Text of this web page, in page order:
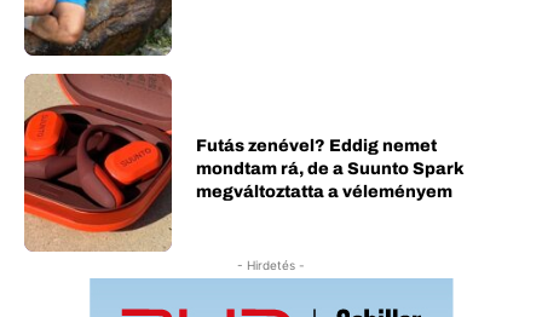
Futás zenével? Eddig nemet
mondtam rá, de a Suunto Spark
megváltoztatta a véleményem
- Hirdetés -